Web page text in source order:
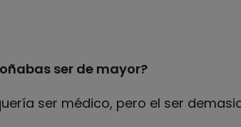
ser de mayor?
ser médico, pero el ser